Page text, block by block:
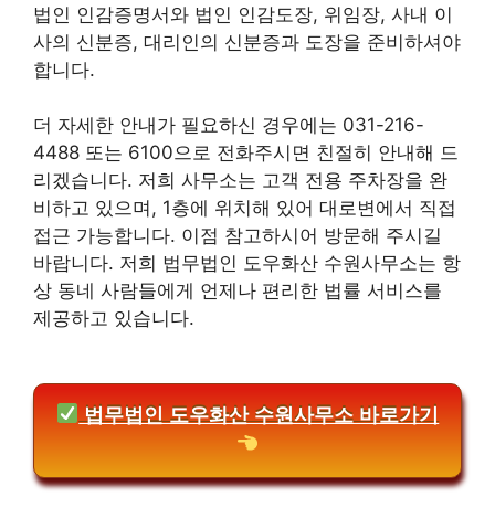
법인 인감증명서와 법인 인감도장, 위임장, 사내 이
사의 신분증, 대리인의 신분증과 도장을 준비하셔야
합니다.
더 자세한 안내가 필요하신 경우에는 031-216-
4488 또는 6100으로 전화주시면 친절히 안내해 드
리겠습니다. 저희 사무소는 고객 전용 주차장을 완
비하고 있으며, 1층에 위치해 있어 대로변에서 직접
접근 가능합니다. 이점 참고하시어 방문해 주시길
바랍니다. 저희 법무법인 도우화산 수원사무소는 항
상 동네 사람들에게 언제나 편리한 법률 서비스를
제공하고 있습니다.
법무법인 도우화산 수원사무소 바로가기